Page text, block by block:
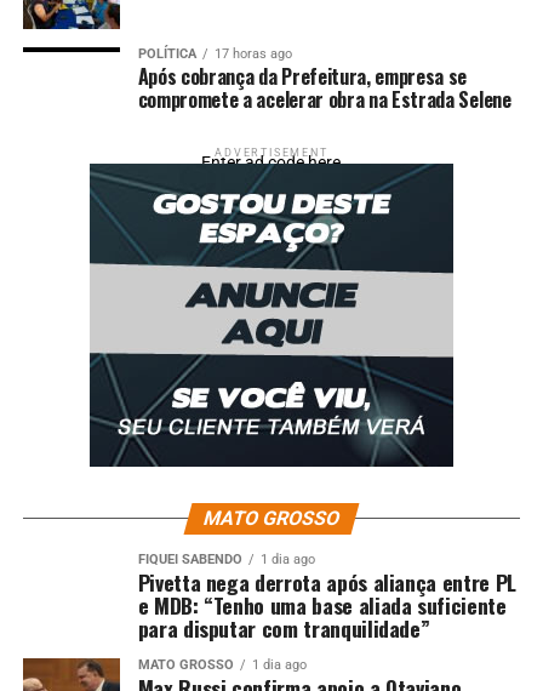
POLÍTICA 17 horas ago
Após cobrança da Prefeitura, empresa se
compromete a acelerar obra na Estrada Selene
ADVERTISEMENT
Enter ad code here
MATO GROSSO
FIQUEI SABENDO 1 dia ago
Pivetta nega derrota após aliança entre PL
e MDB: “Tenho uma base aliada suficiente
para disputar com tranquilidade”
MATO GROSSO 1 dia ago